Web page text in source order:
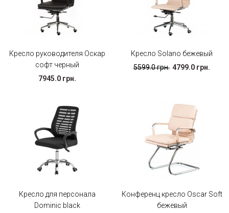
Кресло руководителя Оскар
софт черный
7945.0 грн.
Кресло Solano бежевый
5599.0 грн. 4799.0 грн.
Кресло для персонала
Dominic black
Конференц кресло Oscar Soft
бежевый